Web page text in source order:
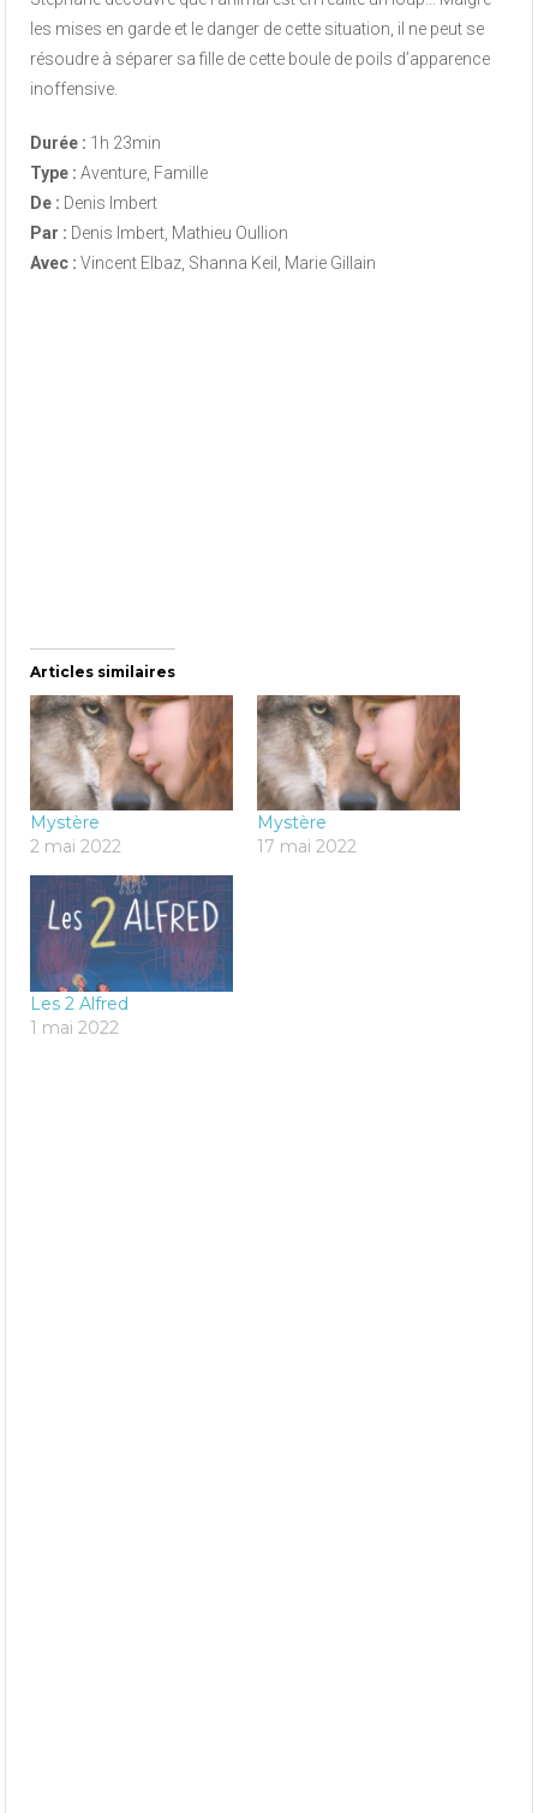
les mises en garde et le danger de cette situation, il ne peut se
résoudre à séparer sa fille de cette boule de poils d’apparence
inoffensive.
Durée : 1h 23min
Type : Aventure, Famille
De : Denis Imbert
Par : Denis Imbert, Mathieu Oullion
Avec : Vincent Elbaz, Shanna Keil, Marie Gillain
Articles similaires
Mystère
2 mai 2022
Mystère
17 mai 2022
Les 2 Alfred
1 mai 2022